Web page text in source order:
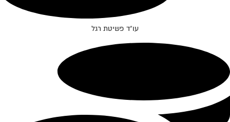
עו"ד פשיטת רגל